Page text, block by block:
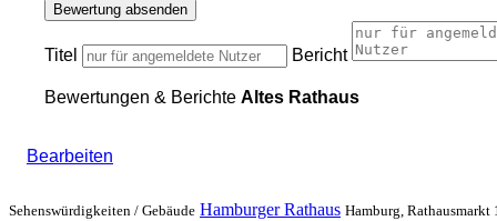
Bewertung absenden
Titel Bericht
Bewertungen & Berichte Altes Rathaus
Bearbeiten
Sehenswürdigkeiten / Gebäude Hamburger Rathaus Hamburg, Rathausmarkt